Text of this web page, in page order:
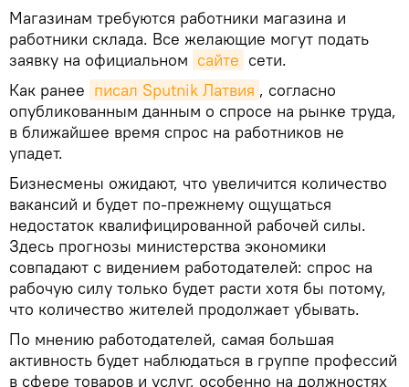
Магазинам требуются работники магазина и
работники склада. Все желающие могут подать
заявку на официальном сайте сети.
Как ранее писал Sputnik Латвия , согласно
опубликованным данным о спросе на рынке труда,
в ближайшее время спрос на работников не
упадет.
Бизнесмены ожидают, что увеличится количество
вакансий и будет по-прежнему ощущаться
недостаток квалифицированной рабочей силы.
Здесь прогнозы министерства экономики
совпадают с видением работодателей: спрос на
рабочую силу только будет расти хотя бы потому,
что количество жителей продолжает убывать.
По мнению работодателей, самая большая
активность будет наблюдаться в группе профессий
в сфере товаров и услуг, особенно на должностях